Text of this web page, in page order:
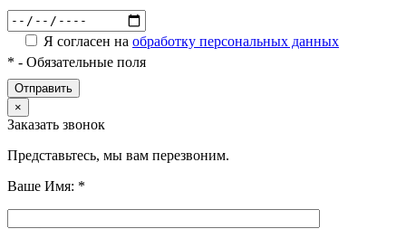
Я согласен на обработку персональных данных
* - Обязательные поля
×
Заказать звонок
Представьтесь, мы вам перезвоним.
Ваше Имя: *